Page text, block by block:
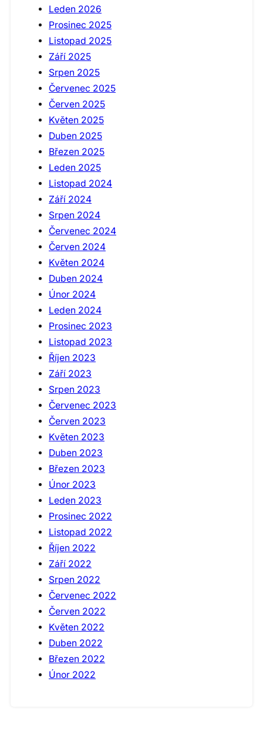
Leden 2026
Prosinec 2025
Listopad 2025
Září 2025
Srpen 2025
Červenec 2025
Červen 2025
Květen 2025
Duben 2025
Březen 2025
Leden 2025
Listopad 2024
Září 2024
Srpen 2024
Červenec 2024
Červen 2024
Květen 2024
Duben 2024
Únor 2024
Leden 2024
Prosinec 2023
Listopad 2023
Říjen 2023
Září 2023
Srpen 2023
Červenec 2023
Červen 2023
Květen 2023
Duben 2023
Březen 2023
Únor 2023
Leden 2023
Prosinec 2022
Listopad 2022
Říjen 2022
Září 2022
Srpen 2022
Červenec 2022
Červen 2022
Květen 2022
Duben 2022
Březen 2022
Únor 2022